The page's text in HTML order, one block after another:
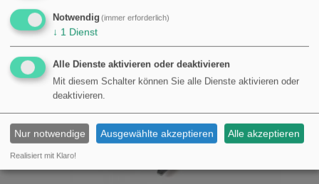
Notwendig (immer erforderlich)
↓ 1 Dienst
Alle Dienste aktivieren oder deaktivieren
Mit diesem Schalter können Sie alle Dienste aktivieren oder
deaktivieren.
Nur notwendige Ausgewählte akzeptieren Alle akzeptieren
Realisiert mit Klaro!